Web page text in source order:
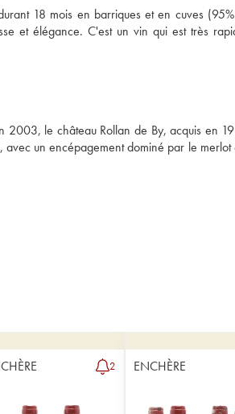
18 mois en barriques et en cuves
et élégance. C'est un vin qui est très
2003, le château Rollan de By, acquis en
un encépagement dominé par le merlot
2 ENCHÈRE